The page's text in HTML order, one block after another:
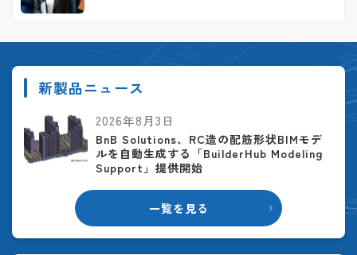
新製品ニュース
一覧を見る
2026年8月3日
BnB Solutions、RC造の配筋形状BIMモデ
ルを自動生成する「BuilderHub Modeling
Support」提供開始